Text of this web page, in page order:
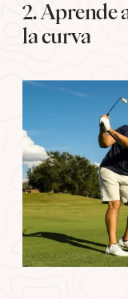
2. Aprende
la curva